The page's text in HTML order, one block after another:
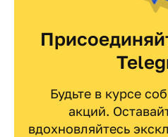
Будьте в курсе
акций.
вдохновляйтесь